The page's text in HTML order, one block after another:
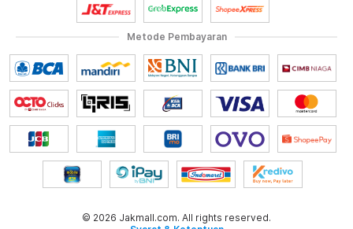
Metode Pembayaran
© 2026 Jakmall.com. All rights reserved.